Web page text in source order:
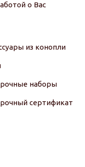
о Вас
из конопли
наборы
сертификат